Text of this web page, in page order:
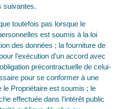
suivantes.
toutefois pas lorsque le
est soumis à la loi
des données ; la fourniture de
l’exécution d’un accord avec
précontractuelle de celui-
pour se conformer à une
le Propriétaire est soumis ; le
effectuée dans l’intérêt public